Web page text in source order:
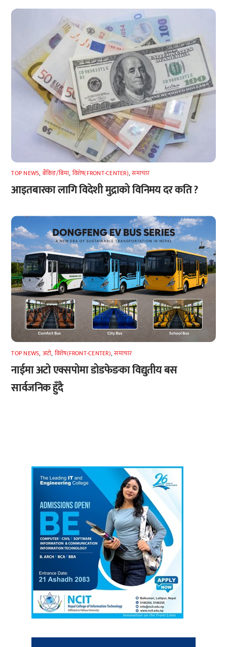
TOP NEWS, बैंकिङ/बिमा, विशेष(FRONT-CENTER),समाचार
आइतबारका लागि विदेशी मुद्राको विनिमय दर कति ?
TOP NEWS, अटाे, विशेष(FRONT-CENTER),समाचार
नाईमा अटो एक्सपोमा डोडफेङका विद्युतीय बस
सार्वजनिक हुँदै